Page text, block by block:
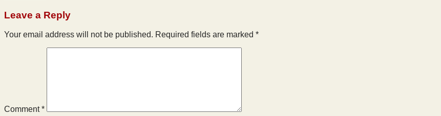
Leave a Reply
Your email address will not be published. Required fields are marked *
Comment*